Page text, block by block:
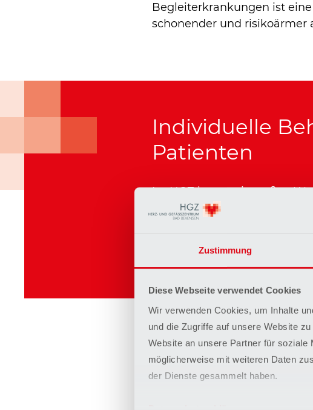
Zustimmung
Diese Webseite verwendet Cookies
Wir verwenden Cookies, um Inhalte
und die Zugriffe auf unsere Website
Website an unsere Partner für soziale
möglicherweise mit weiteren Daten
der Dienste gesammelt haben.
Begleiterkrankungen ist
schonender und risikoärmer
Individuelle
Patienten
Im HGZ legen wir großen
Behandlungsstrategien zu
werden Risiken und zu
werden dabei im
Anmeldung